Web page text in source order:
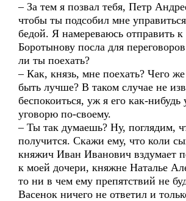
– За тем я позвал тебя, Петр
чтобы ты подсобил мне
бедой. Я намереваюсь отправить к
Боротынову посла для
ли ты поехать?
– Как, князь, мне поехать? Чего
быть лучше? В таком случае не
беспокоиться, уж я его как-нибудь
уговорю по-своему.
– Ты так думаешь? Ну, поглядим,
получится. Скажи ему, что коли
княжич Иван Иванович вздумает
к моей дочери, княжне Наталье
то ни в чем ему препятствий не
Васенок ничего не ответил и